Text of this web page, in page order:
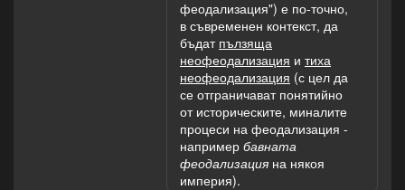
феодализация") е по-точно,
в съвременен контекст, да
бъдат пълзяща
неофеодализация и тиха
неофеодализация (с цел да
се отграничават понятийно
от историческите, миналите
процеси на феодализация -
например бавната
феодализация на някоя
империя).